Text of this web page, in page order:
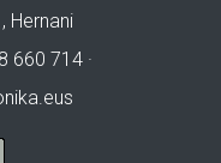
Hernani
660 714 ·